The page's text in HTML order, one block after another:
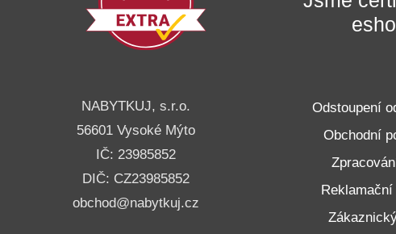
NABYTKUJ, s.r.o.
56601 Vysoké Mýto
IČ: 23985852
DIČ: CZ23985852
obchod@nabytkuj.cz
Odstoupení
Obchodní